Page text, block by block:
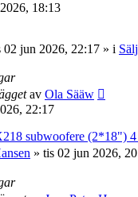
18:13
02 jun 2026, 22:17 » i
av Ola Sääw
22:17
subwoofere (2*18") 4
» tis 02 jun 2026,